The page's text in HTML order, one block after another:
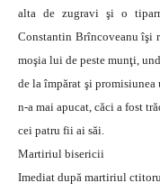
alta de zugravi şi o
Constantin Brîncoveanu îşi
moşia lui de peste munţi,
de la împărat şi
n-a mai apucat, căci a fost
cei patru fii ai săi.
Martiriul bisericii
Imediat după martiriul